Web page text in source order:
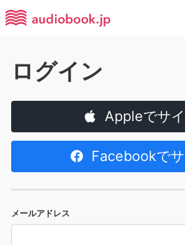
ログイン
Appleでサ
Facebookで
メールアドレス